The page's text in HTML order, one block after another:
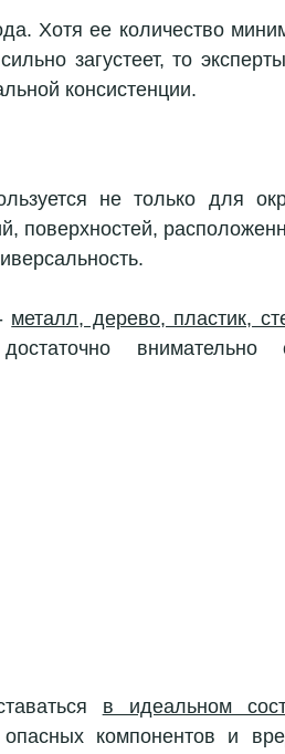
Хотя ее количество
загустеет, то
консистенции.
не только для
поверхностей,
металл, дерево, пластик,
внимательно
в идеальном
компонентов и